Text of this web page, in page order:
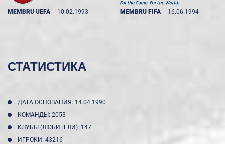
MEMBRU UEFA -- 10.02.1993 MEMBRU FIFA -- 16.06.1994
СТАТИСТИКА
ДАТА ОСНОВАНИЯ: 14.04.1990
КОМАНДЫ: 2053
КЛУБЫ (ЛЮБИТЕЛИ): 147
ИГРОКИ: 43216